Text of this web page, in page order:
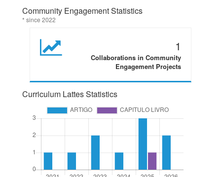
Community Engagement Statistics
* since 2022
1
Collaborations in Community
Engagement Projects
Curriculum Lattes Statistics